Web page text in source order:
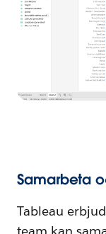
Samarbeta
Tableau
team kan